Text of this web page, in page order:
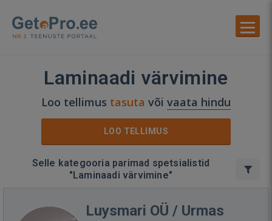
Laminaadi värvimine
Loo tellimus tasuta või vaata hindu
LOO TELLIMUS
Selle kategooria parimad spetsialistid
"Laminaadi värvimine"
Luysmari OÜ / Urmas